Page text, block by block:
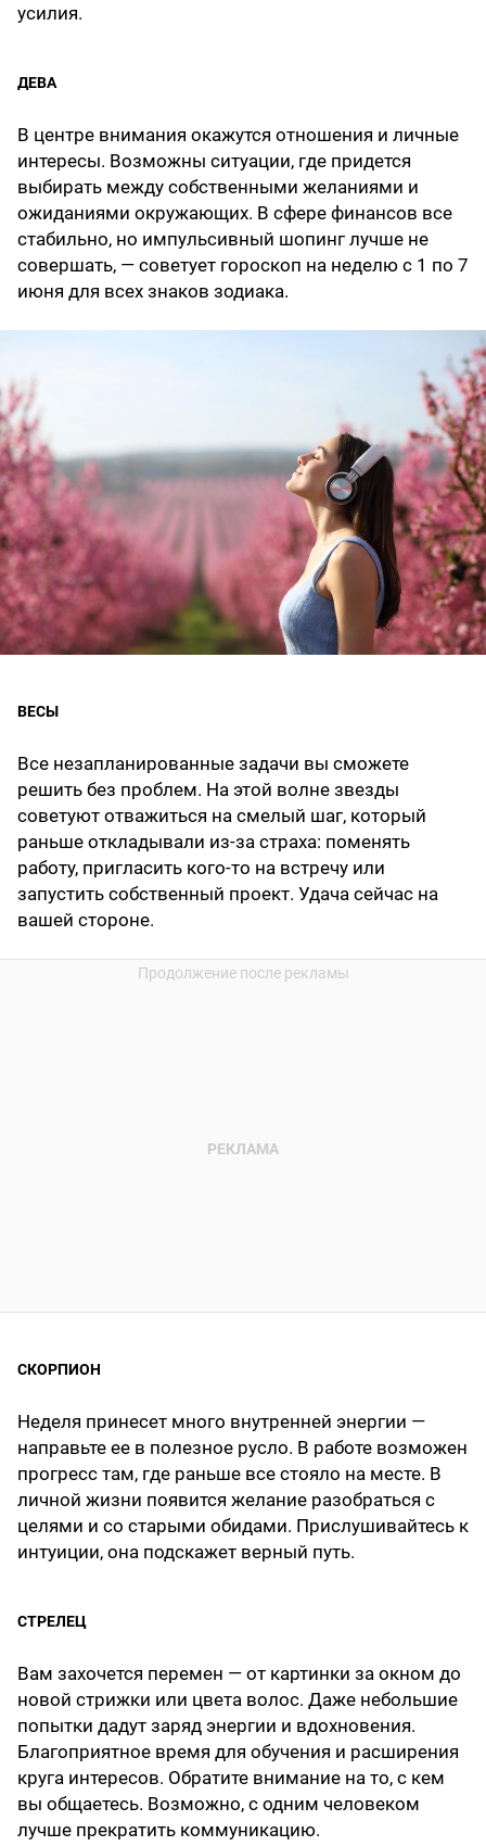
усилия.
ДЕВА
В центре внимания окажутся отношения и личные
интересы. Возможны ситуации, где придется
выбирать между собственными желаниями и
ожиданиями окружающих. В сфере финансов все
стабильно, но импульсивный шопинг лучше не
совершать, — советует гороскоп на неделю с 1 по 7
июня для всех знаков зодиака.
ВЕСЫ
Все незапланированные задачи вы сможете
решить без проблем. На этой волне звезды
советуют отважиться на смелый шаг, который
раньше откладывали из-за страха: поменять
работу, пригласить кого-то на встречу или
запустить собственный проект. Удача сейчас на
вашей стороне.
СКОРПИОН
Неделя принесет много внутренней энергии —
направьте ее в полезное русло. В работе возможен
прогресс там, где раньше все стояло на месте. В
личной жизни появится желание разобраться с
целями и со старыми обидами. Прислушивайтесь к
интуиции, она подскажет верный путь.
СТРЕЛЕЦ
Вам захочется перемен — от картинки за окном до
новой стрижки или цвета волос. Даже небольшие
попытки дадут заряд энергии и вдохновения.
Благоприятное время для обучения и расширения
круга интересов. Обратите внимание на то, с кем
вы общаетесь. Возможно, с одним человеком
лучше прекратить коммуникацию.